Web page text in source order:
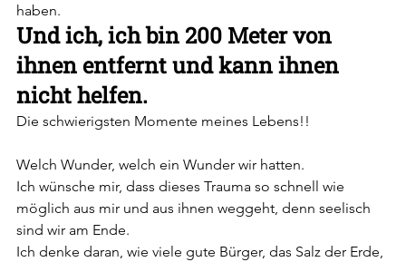
haben.
Und ich, ich bin 200 Meter von
ihnen entfernt und kann ihnen
nicht helfen.
Die schwierigsten Momente meines Lebens!!
Welch Wunder, welch ein Wunder wir hatten.
Ich wünsche mir, dass dieses Trauma so schnell wie
möglich aus mir und aus ihnen weggeht, denn seelisch
sind wir am Ende.
Ich denke daran, wie viele gute Bürger, das Salz der Erde,